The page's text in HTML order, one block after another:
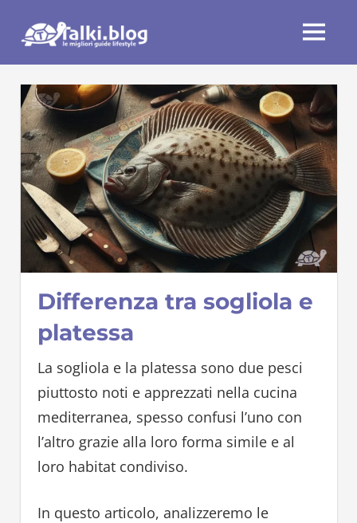
MENU
Differenza tra sogliola e
platessa
La sogliola e la platessa sono due pesci
piuttosto noti e apprezzati nella cucina
mediterranea, spesso confusi l’uno con
l’altro grazie alla loro forma simile e al
loro habitat condiviso.
In questo articolo, analizzeremo le